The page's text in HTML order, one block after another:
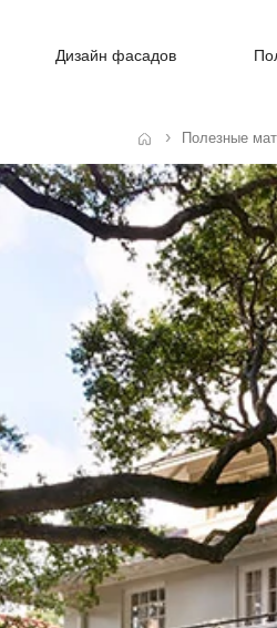
Дизайн фасадов
Полезные